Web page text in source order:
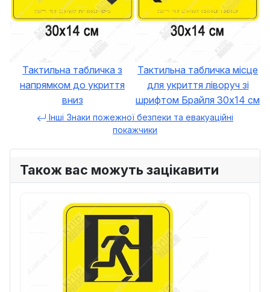
Тактильна табличка з
напрямком до укриття
вниз
Тактильна табличка місце
для укриття ліворуч зі
шрифтом Брайля 30х14 см
Інші Знаки пожежної безпеки та евакуаційні
покажчики
Також вас можуть зацікавити